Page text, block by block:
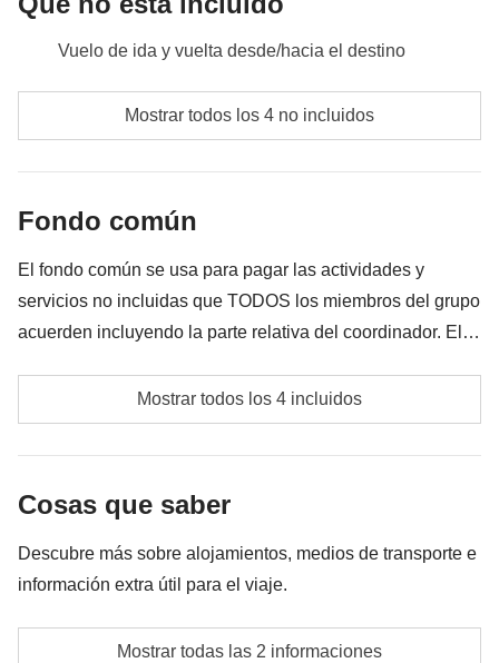
Vuelo de ida y vuelta desde/hacia el destino
Comidas y bebidas donde no esté indicado
meter en la mochila
Todo lo que no se menciona en la sección "Qué está
Mostrar todos los 4 no incluidos
Fondo común
El fondo común se usa para pagar las actividades y
servicios no incluidas que TODOS los miembros del grupo
acuerden incluyendo la parte relativa del coordinador. El
rondará los 225€. En base a las exigencias del lugar, el
importe podrá variar y podría ser necesario incrementarlo,
en cualquier caso se devolverá el restante no utilizado.
Gasolina y peajes
han acordado realizar, junto con la parte
correspondiente del coordinador. Actividades
pagadas con el fondo común: son realizadas por
Mostrar todos los 4 incluidos
Cosas que saber
Descubre más sobre alojamientos, medios de transporte e
información extra útil para el viaje.
En algunos alojamientos podría ser necesario
Mostrar todas las 2 informaciones